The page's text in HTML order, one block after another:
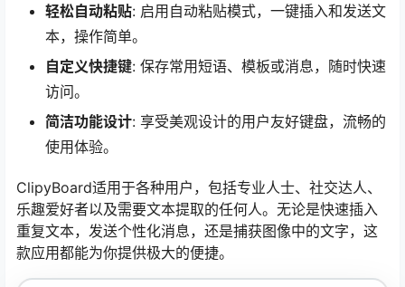
轻松自动粘贴: 启用自动粘贴模式，一键插入和发送文
本，操作简单。
自定义快捷键: 保存常用短语、模板或消息，随时快速
访问。
简洁功能设计: 享受美观设计的用户友好键盘，流畅的
使用体验。
ClipyBoard适用于各种用户，包括专业人士、社交达人、
乐趣爱好者以及需要文本提取的任何人。无论是快速插入
重复文本，发送个性化消息，还是捕获图像中的文字，这
款应用都能为你提供极大的便捷。